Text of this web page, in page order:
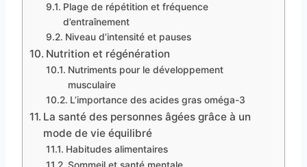
Plage de répétition et fréquence
d’entraînement
Niveau d’intensité et pauses
Nutrition et régénération
Nutriments pour le développement
musculaire
L’importance des acides gras oméga-3
La santé des personnes âgées grâce à un
mode de vie équilibré
Habitudes alimentaires
Sommeil et santé mentale